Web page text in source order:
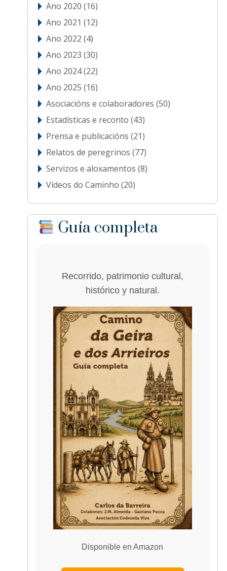
Ano 2020 (16)
Ano 2021 (12)
Ano 2022 (4)
Ano 2023 (30)
Ano 2024(22)
Ano 2025 (16)
Asociacións e colaboradores (50)
Estadísticas e reconto (43)
Prensa e publicacións (21)
Relatos de peregrinos (77)
Servizos e aloxamentos (8)
Vídeos do Caminho (20)
Guía completa
Recorrido, patrimonio cultural,
histórico y natural.
Disponible en Amazon